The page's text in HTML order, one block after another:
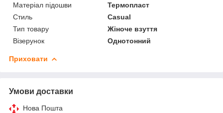
Матеріал підошви
Термопласт
Стиль
Casual
Тип товару
Жіноче взуття
Візерунок
Однотонний
Приховати
Умови доставки
Нова Пошта